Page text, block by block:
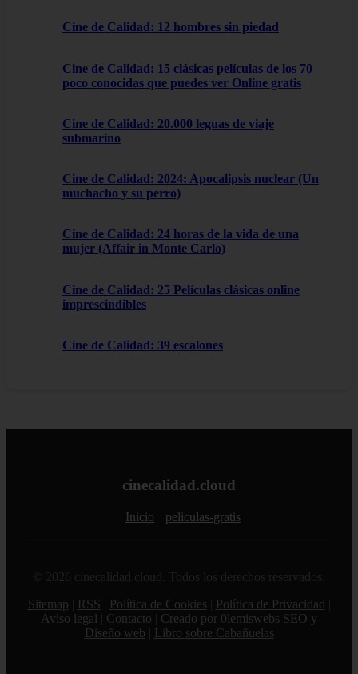
Cine de Calidad: 12 hombres sin piedad
Cine de Calidad: 15 clásicas películas de los 70
poco conocidas que puedes ver Online gratis
Cine de Calidad: 20.000 leguas de viaje
submarino
Cine de Calidad: 2024: Apocalipsis nuclear (Un
muchacho y su perro)
Cine de Calidad: 24 horas de la vida de una
mujer (Affair in Monte Carlo)
Cine de Calidad: 25 Películas clásicas online
imprescindibles
Cine de Calidad: 39 escalones
cinecalidad.cloud
Inicio peliculas-gratis
© 2026 cinecalidad.cloud. Todos los derechos reservados.
Sitemap
RSS Política de Cookies Política de Privacidad
Aviso legal
Contacto
Creado por 0lemiswebs SEO y
Diseño web
Libro sobre Cabañuelas